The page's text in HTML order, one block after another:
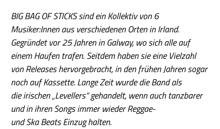
BIG BAG OF STICKS sind ein Kollektiv von 6
Musiker:Innen aus verschiedenen Orten in Irland.
Gegründet vor 25 Jahren in Galway, wo sich alle auf
einem Haufen trafen. Seitdem haben sie eine Vielzahl
von Releases hervorgebracht, in den frühen Jahren sogar
noch auf Kassette. Lange Zeit wurde die Band als
die irischen „Levellers“ gehandelt, wenn auch tanzbarer
und in ihren Songs immer wieder Reggae-
und Ska Beats Einzug halten.